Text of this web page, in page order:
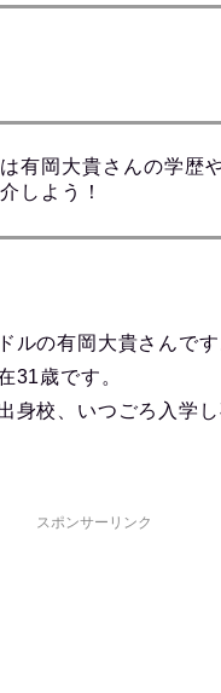
有岡大貴さんの学歴
しよう！
ルの有岡大貴さんです
31歳です。
身校、いつごろ入学
スポンサーリンク